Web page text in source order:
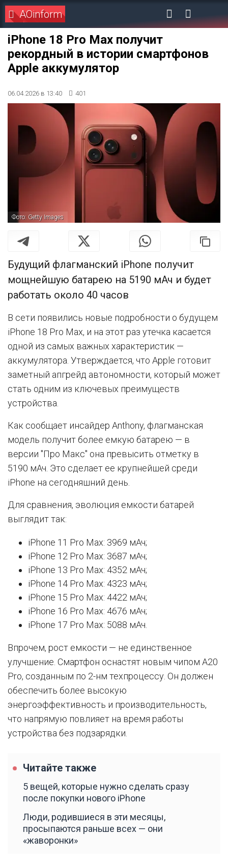
AOinform
iPhone 18 Pro Max получит
рекордный в истории смартфонов
Apple аккумулятор
06.04.2026 в 13:40 401
Фото: Getty Images
Будущий флагманский iPhone получит
мощнейшую батарею на 5190 мАч и будет
работать около 40 часов
В сети появились новые подробности о будущем
iPhone 18 Pro Max, и на этот раз утечка касается
одной из самых важных характеристик —
аккумулятора. Утверждается, что Apple готовит
заметный апгрейд автономности, который может
стать одним из ключевых преимуществ
устройства.
Как сообщает инсайдер Anthony, флагманская
модель получит более емкую батарею — в
версии "Про Макс" она превысить отметку в
5190 мАч. Это сделает ее крупнейшей среди
iPhone на сегодняшний день.
Для сравнения, эволюция емкости батарей
выглядит так:
iPhone 11 Pro Max: 3969 мАч;
iPhone 12 Pro Max: 3687 мАч;
iPhone 13 Pro Max: 4352 мАч;
iPhone 14 Pro Max: 4323 мАч;
iPhone 15 Pro Max: 4422 мАч;
iPhone 16 Pro Max: 4676 мАч;
iPhone 17 Pro Max: 5088 мАч.
Впрочем, рост емкости — не единственное
улучшение. Смартфон оснастят новым чипом A20
Pro, созданным по 2-нм техпроцессу. Он должен
обеспечить более высокую
энергоэффективность и производительность,
что напрямую повлияет на время работы
устройства без подзарядки.
Читайте также
5 вещей, которые нужно сделать сразу
после покупки нового iPhone
Люди, родившиеся в эти месяцы,
просыпаются раньше всех — они
«жаворонки»